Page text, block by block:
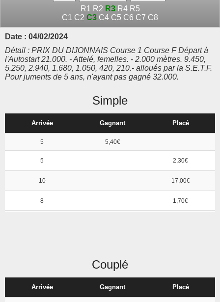
R1 R2 R3 R4 R5
C1 C2 C3 C4 C5 C6 C7 C8
Date : 04/02/2024
Détail : PRIX DU DIJONNAIS Course 1 Course F Départ à
l'Autostart 21.000. - Attelé, femelles. - 2.000 mètres. 9.450,
5.250, 2.940, 1.680, 1.050, 420, 210.- alloués par la S.E.T.F.
Pour juments de 5 ans, n'ayant pas gagné 32.000.
Simple
Arrivée Gagnant Placé
5 5,40€
5 2,30€
10 17,00€
8 1,70€
Couplé
Arrivée Gagnant Placé